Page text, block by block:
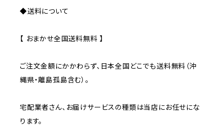
◆送料について
【 おまかせ全国送料無料 】
ご注文金額にかかわらず、日本全国どこでも送料無料（沖
縄県・離島孤島含む）。
宅配業者さん、お届けサービスの種類は当店にお任せにな
ります。